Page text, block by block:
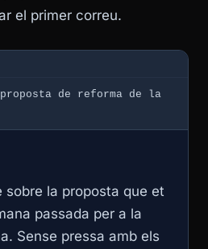
el primer correu.
de reforma de la
sobre la proposta que et
passada per a la
Sense pressa amb els